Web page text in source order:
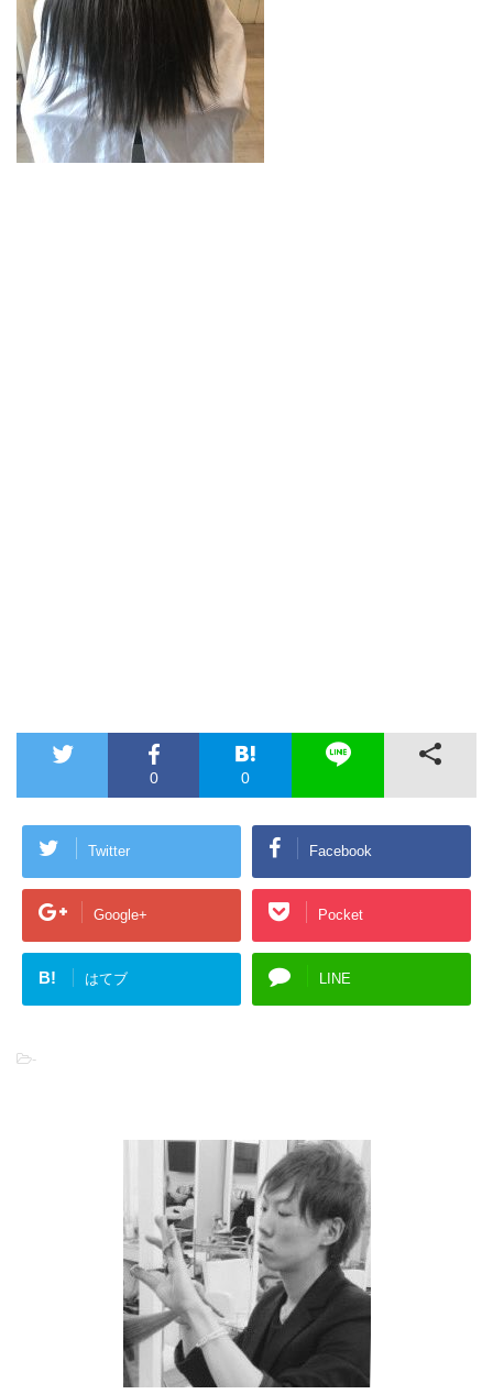
0 0
Twitter Facebook
Google+ Pocket
B! はてブ LINE
-